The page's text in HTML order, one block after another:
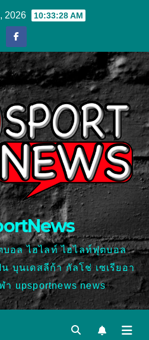
2026 10:33:29 AM
อล ไฮไลท์ ไฮไลท์ฟุตบอล
บุนเดสลีก้า กัลโช่ เซเรียอา
upsportnews news